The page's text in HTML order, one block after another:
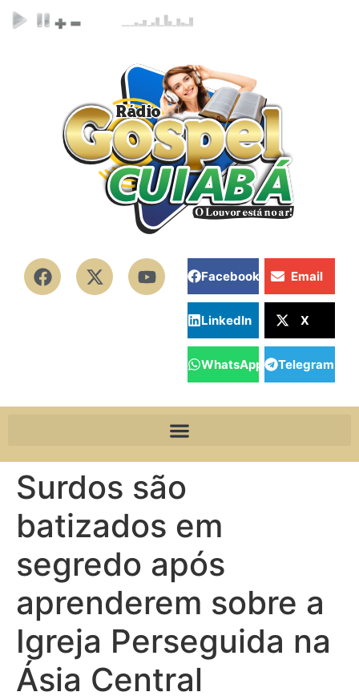
Facebook Email
LinkedIn X
WhatsApp Telegram
Surdos são
batizados em
segredo após
aprenderem sobre a
Igreja Perseguida na
Ásia Central